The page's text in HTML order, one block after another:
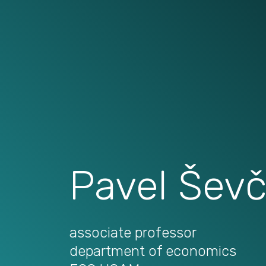
Pavel
associate professor
department of economics